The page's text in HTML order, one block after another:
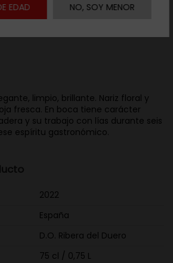
EDAD
NO, SOY MENOR
limpio, brillante. Nariz floral y
fresca. En boca tiene carácter
y su trabajo con lías durante seis
espíritu gastronómico.
2022
España
D.O. Ribera del Duero
75 cl / 0,75 L